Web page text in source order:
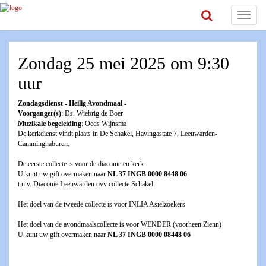
Toggle
Zondag 25 mei 2025 om 9:30
uur
Zondagsdienst - Heilig Avondmaal -
Voorganger(s): Ds. Wiebrig de Boer
Muzikale begeleiding: Oeds Wijnsma
De kerkdienst vindt plaats in De Schakel, Havingastate 7, Leeuwarden-
Camminghaburen.
De eerste collecte is voor de diaconie en kerk.
U kunt uw gift overmaken naar NL 37 INGB 0000 8448 06
t.n.v. Diaconie Leeuwarden ovv collecte Schakel
Het doel van de tweede collecte is voor INLIA Asielzoekers
Het doel van de avondmaalscollecte is voor WENDER (voorheen Zienn)
U kunt uw gift overmaken naar NL 37 INGB 0000 08448 06